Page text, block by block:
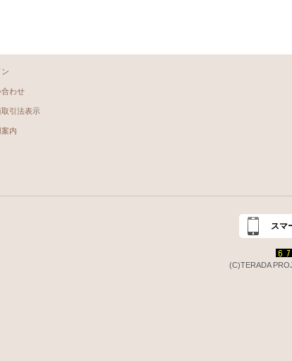
ン
合わせ
引法表示
案内
スマ
(C)TERADA